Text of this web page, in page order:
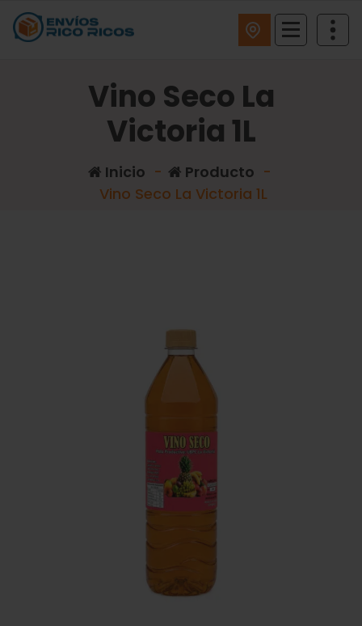
Vino Seco La
Victoria 1L
Inicio - Producto -
Vino Seco La Victoria 1L